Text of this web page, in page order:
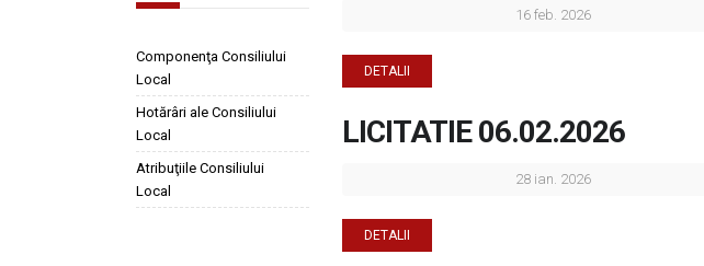
Componenţa Consiliului
Local
Hotărâri ale Consiliului
Local
Atribuţiile Consiliului
Local
16 feb. 2026
DETALII
LICITATIE 06.02.2026
28 ian. 2026
DETALII